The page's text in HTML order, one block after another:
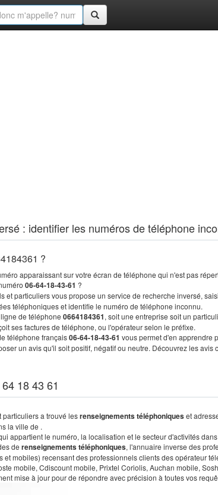
: identifier les numéros de téléphone
?
apparaissant sur votre écran de téléphone qui n'est pas
06-64-18-43-61 ?
et particuliers vous propose un service de recherche inversé,
téléphoniques et identifie le numéro de téléphone inconnu.
de téléphone 0664184361, soit une entreprise soit un
ses factures de téléphone, ou l'opérateur selon le préfixe.
téléphone français06-64-18-43-61 vous permet d'en apprendre
un avis qu'il soit positif, négatif ou neutre. Découvrez les avis
18 43 61
particuliers a trouvé lesrenseignements téléphoniqueset
la ville de .
appartient le numéro, la localisation et le secteur d'activités
de renseignements téléphoniques, l'annuaire inverse des
et mobiles) recensant des professionnels clients des opérateur
mobile, Cdiscount mobile, Prixtel Coriolis, Auchan mobile,
mise à jour pour de répondre avec précision à toutes vos